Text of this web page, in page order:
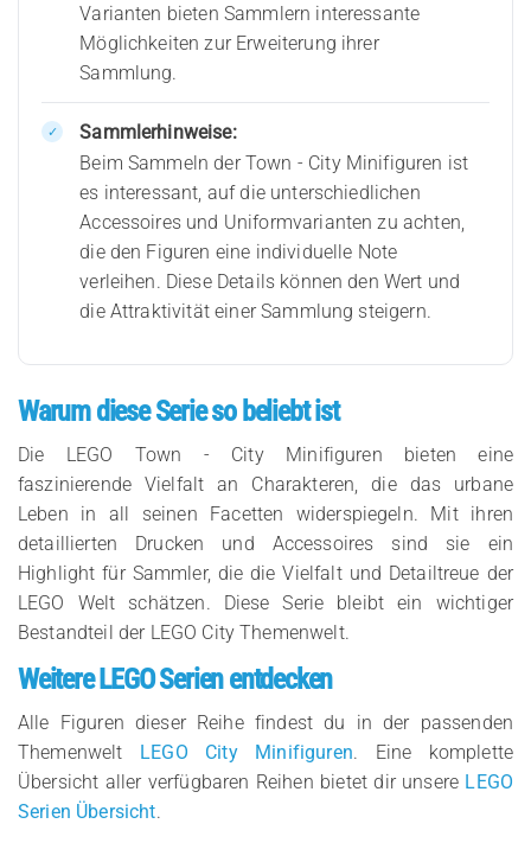
Varianten bieten Sammlern interessante
Möglichkeiten zur Erweiterung ihrer
Sammlung.
Sammlerhinweise:
Beim Sammeln der Town - City Minifiguren ist
es interessant, auf die unterschiedlichen
Accessoires und Uniformvarianten zu achten,
die den Figuren eine individuelle Note
verleihen. Diese Details können den Wert und
die Attraktivität einer Sammlung steigern.
Warum diese Serie so beliebt ist
Die LEGO Town - City Minifiguren bieten eine
faszinierende Vielfalt an Charakteren, die das urbane
Leben in all seinen Facetten widerspiegeln. Mit ihren
detaillierten Drucken und Accessoires sind sie ein
Highlight für Sammler, die die Vielfalt und Detailtreue der
LEGO Welt schätzen. Diese Serie bleibt ein wichtiger
Bestandteil der LEGO City Themenwelt.
Weitere LEGO Serien entdecken
Alle Figuren dieser Reihe findest du in der passenden
Themenwelt LEGO City Minifiguren. Eine komplette
Übersicht aller verfügbaren Reihen bietet dir unsere LEGO
Serien Übersicht.